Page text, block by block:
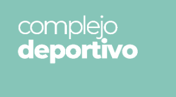
contenido